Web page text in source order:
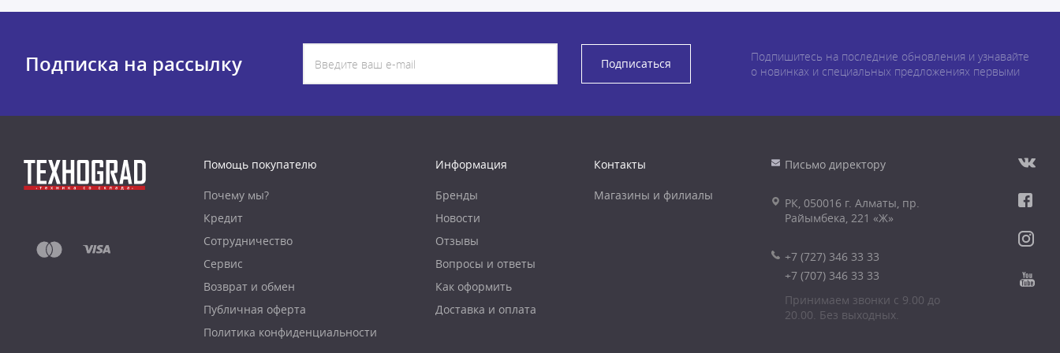
Подписка на рассылку Подписаться
Подпишитесь на последние обновления и узнавайте
о новинках и специальных предложениях первыми
Помощь покупателю
Почему мы?
Кредит
Сотрудничество
Сервис
Возврат и обмен
Публичная оферта
Политика конфиденциальности
Информация
Бренды
Новости
Отзывы
Вопросы и ответы
Как оформить
Доставка и оплата
Контакты
Магазины и филиалы
Письмо директору
РК, 050016 г. Алматы, пр.
Райымбека, 221 «Ж»
+7 (727) 346 33 33
+7 (707) 346 33 33
Принимаем звонки с 9.00 до
20.00. Без выходных.